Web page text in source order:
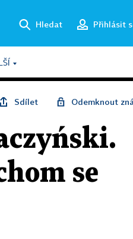
Hledat Přihlásit
Sdílet Odemknout
se